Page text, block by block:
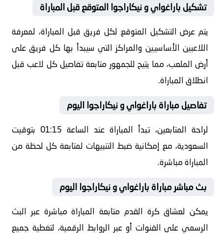
تشكيل باراغواي و نيكاراجوا المتوقع قبل المباراة
يتم عرض التشكيل المتوقع لكل فريق قبل المباراة، لمعرفة
اللاعبين الأساسيين والمراكز التي سيبدأ بها كل فريق على
أرض الملعب، مما يتيح للجمهور متابعة تفاصيل كل لاعب قبل
انطلاق المباراة.
تفاصيل مباراة باراغواي و نيكاراجوا اليوم
لراحة المتابعين، تبدأ المباراة عند الساعة 01:15 بتوقيت
السعودية، مع إمكانية ضبط التنبيهات لمتابعة كل لحظة من
المباراة مباشرة.
بث مباشر مباراة باراغواي و نيكاراجوا اليوم
يمكن لعشاق كرة القدم متابعة المباراة مباشرة عبر البث
الرسمي على القنوات أو عبر الروابط الرقمية، لتغطية جميع